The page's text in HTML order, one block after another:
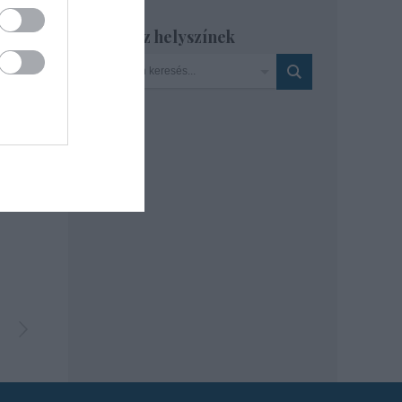
Szinház helyszínek